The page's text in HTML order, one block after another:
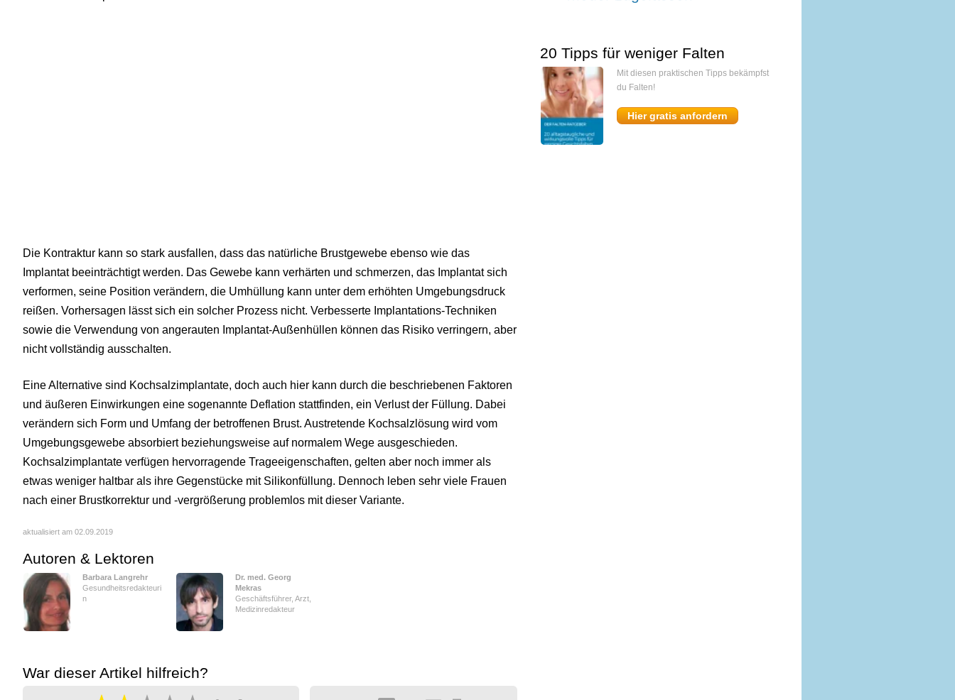
Die Kontraktur kann so stark ausfallen, dass das natürliche Brustgewebe ebenso wie das
Implantat beeinträchtigt werden. Das Gewebe kann verhärten und schmerzen, das Implantat sich
verformen, seine Position verändern, die Umhüllung kann unter dem erhöhten Umgebungsdruck
reißen. Vorhersagen lässt sich ein solcher Prozess nicht. Verbesserte Implantations-Techniken
sowie die Verwendung von angerauten Implantat-Außenhüllen können das Risiko verringern, aber
nicht vollständig ausschalten.
Eine Alternative sind Kochsalzimplantate, doch auch hier kann durch die beschriebenen Faktoren
und äußeren Einwirkungen eine sogenannte Deflation stattfinden, ein Verlust der Füllung. Dabei
verändern sich Form und Umfang der betroffenen Brust. Austretende Kochsalzlösung wird vom
Umgebungsgewebe absorbiert beziehungsweise auf normalem Wege ausgeschieden.
Kochsalzimplantate verfügen hervorragende Trageeigenschaften, gelten aber noch immer als
etwas weniger haltbar als ihre Gegenstücke mit Silikonfüllung. Dennoch leben sehr viele Frauen
nach einer Brustkorrektur und -vergrößerung problemlos mit dieser Variante.
aktualisiert am 02.09.2019
Autoren & Lektoren
Barbara Langrehr
Gesundheitsredakteuri
n
Dr. med. Georg
Mekras
Geschäftsführer, Arzt,
Medizinredakteur
War dieser Artikel hilfreich?
20 Tipps für weniger Falten
Mit diesen praktischen Tipps bekämpfst
du Falten!
Hier gratis anfordern